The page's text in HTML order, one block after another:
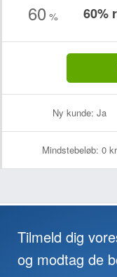
60 % 60%
Ny kunde: Ja
Mindstebeløb: 0 kr
Tilmeld dig
og modtag de